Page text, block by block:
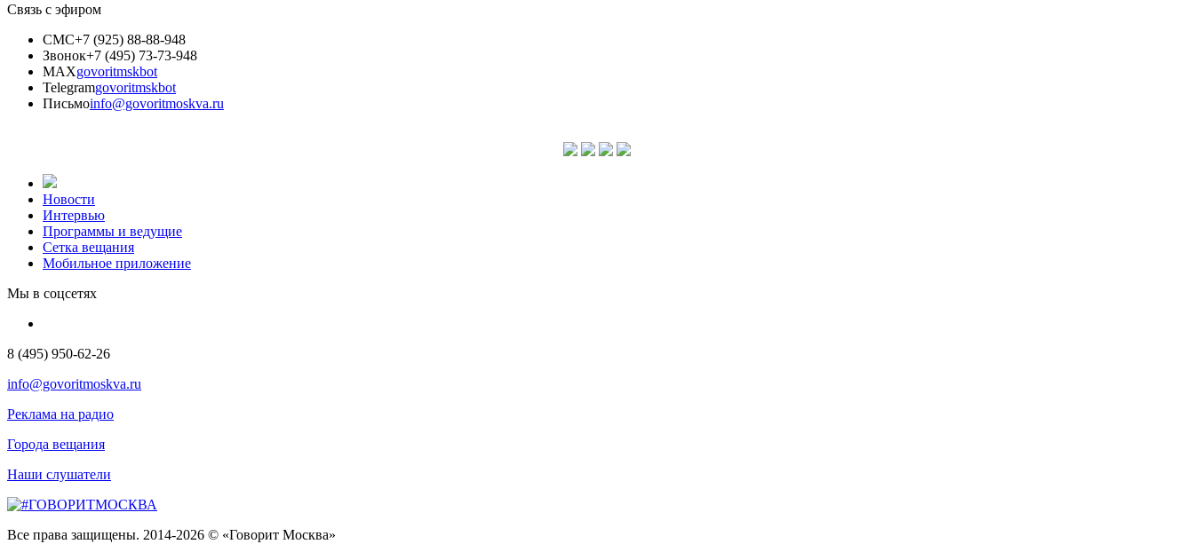
Связь с эфиром
СМС+7 (925) 88-88-948
Звонок+7 (495) 73-73-948
MAXgovoritmskbot
Telegramgovoritmskbot
Письмоinfo@govoritmoskva.ru
Новости
Интервью
Программы и ведущие
Сетка вещания
Мобильное приложение
Мы в соцсетях
8 (495) 950-62-26
info@govoritmoskva.ru
Реклама на радио
Города вещания
Наши слушатели
Все права защищены. 2014-2026 © «Говорит Москва»